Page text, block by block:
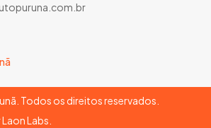
Todos os direitos reservados.
Laon Labs